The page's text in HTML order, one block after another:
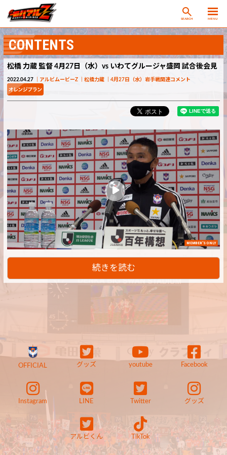
SEARCH MENU
CONTENTS
松橋 力蔵 監督 4月27日（水）vs いわてグルージャ盛岡 試合後会見
2022.04.27 アルビムービーZ 松橋力蔵 4月27日（水）岩手戦関連コメント
MEMBER'S ONLY
続きを読む
OFFICIAL グッズ youtube Facebook
Instagram LINE Twitter グッズ
アルビくん TikTok